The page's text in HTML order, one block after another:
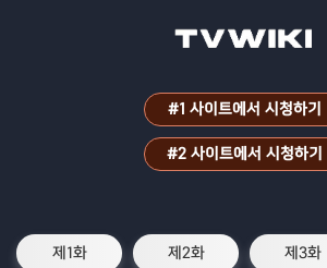
#1 사이트에서 시청하기
#2 사이트에서 시청하기
제1화 제2화 제3화